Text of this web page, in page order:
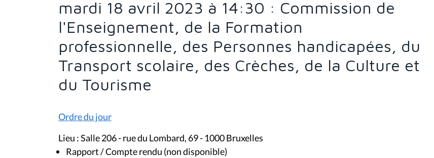
mardi 18 avril 2023 à 14:30 : Commission de
l'Enseignement, de la Formation
professionnelle, des Personnes handicapées, du
Transport scolaire, des Crèches, de la Culture et
du Tourisme
Ordre du jour
Lieu : Salle 206 - rue du Lombard, 69 - 1000 Bruxelles
Rapport / Compte rendu (non disponible)